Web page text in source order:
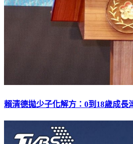
賴清德拋少子化解方：0到18歲成長